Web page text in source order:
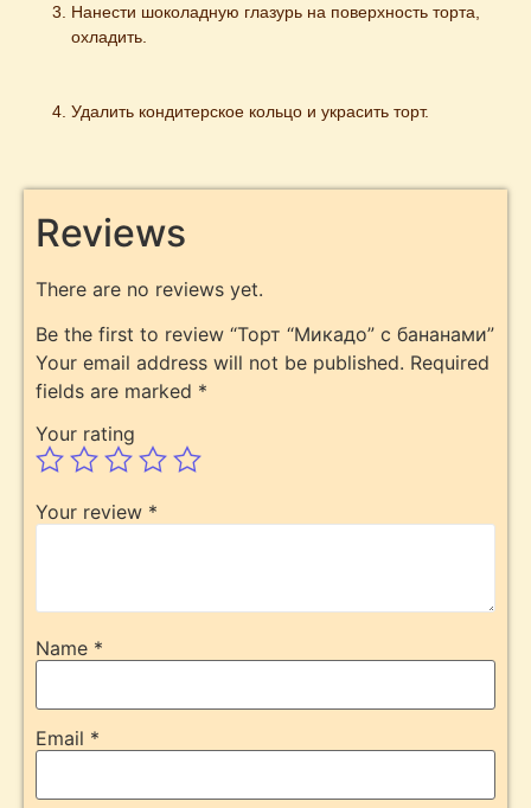
Нанести шоколадную глазурь на поверхность торта,
охладить.
Удалить кондитерское кольцо и украсить торт.
Reviews
There are no reviews yet.
Be the first to review “Торт “Микадо” с бананами”
Your email address will not be published. Required
fields are marked *
Your rating
Your review *
Name *
Email *